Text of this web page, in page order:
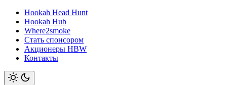
Hookah Head Hunt
Hookah Hub
Where2smoke
Стать спонсором
Акционеры HBW
Контакты